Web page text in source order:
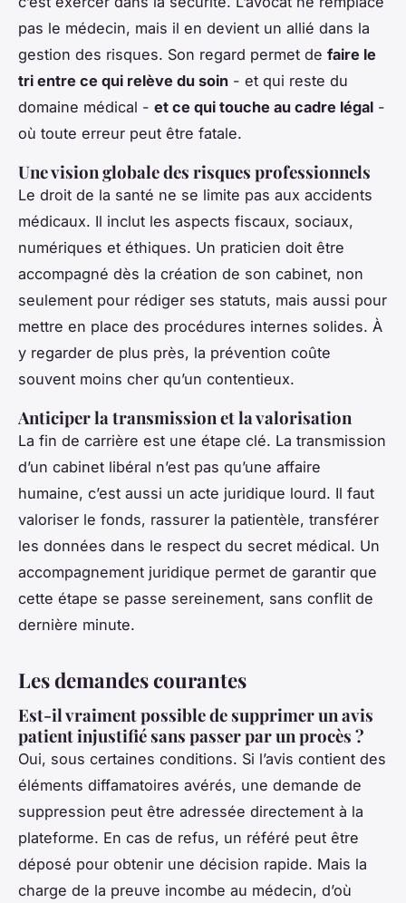
pas le médecin, mais il en devient un allié dans la
gestion des risques. Son regard permet de faire le
tri entre ce qui relève du soin - et qui reste du
domaine médical - et ce qui touche au cadre légal -
où toute erreur peut être fatale.
Une vision globale des risques professionnels
Le droit de la santé ne se limite pas aux accidents
médicaux. Il inclut les aspects fiscaux, sociaux,
numériques et éthiques. Un praticien doit être
accompagné dès la création de son cabinet, non
seulement pour rédiger ses statuts, mais aussi pour
mettre en place des procédures internes solides. À
y regarder de plus près, la prévention coûte
souvent moins cher qu’un contentieux.
Anticiper la transmission et la valorisation
La fin de carrière est une étape clé. La transmission
d’un cabinet libéral n’est pas qu’une affaire
humaine, c’est aussi un acte juridique lourd. Il faut
valoriser le fonds, rassurer la patientèle, transférer
les données dans le respect du secret médical. Un
accompagnement juridique permet de garantir que
cette étape se passe sereinement, sans conflit de
dernière minute.
Les demandes courantes
Est-il vraiment possible de supprimer un avis
patient injustifié sans passer par un procès ?
Oui, sous certaines conditions. Si l’avis contient des
éléments diffamatoires avérés, une demande de
suppression peut être adressée directement à la
plateforme. En cas de refus, un référé peut être
déposé pour obtenir une décision rapide. Mais la
charge de la preuve incombe au médecin, d’où